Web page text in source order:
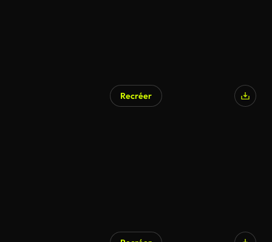
Recréer